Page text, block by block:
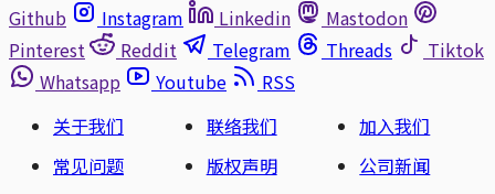
Github
Instagram Linkedin
Mastodon
Pinterest
Reddit Telegram Threads
Tiktok
Whatsapp
Youtube
RSS
关于我们
联络我们
加入我们
常见问题
版权声明
公司新闻